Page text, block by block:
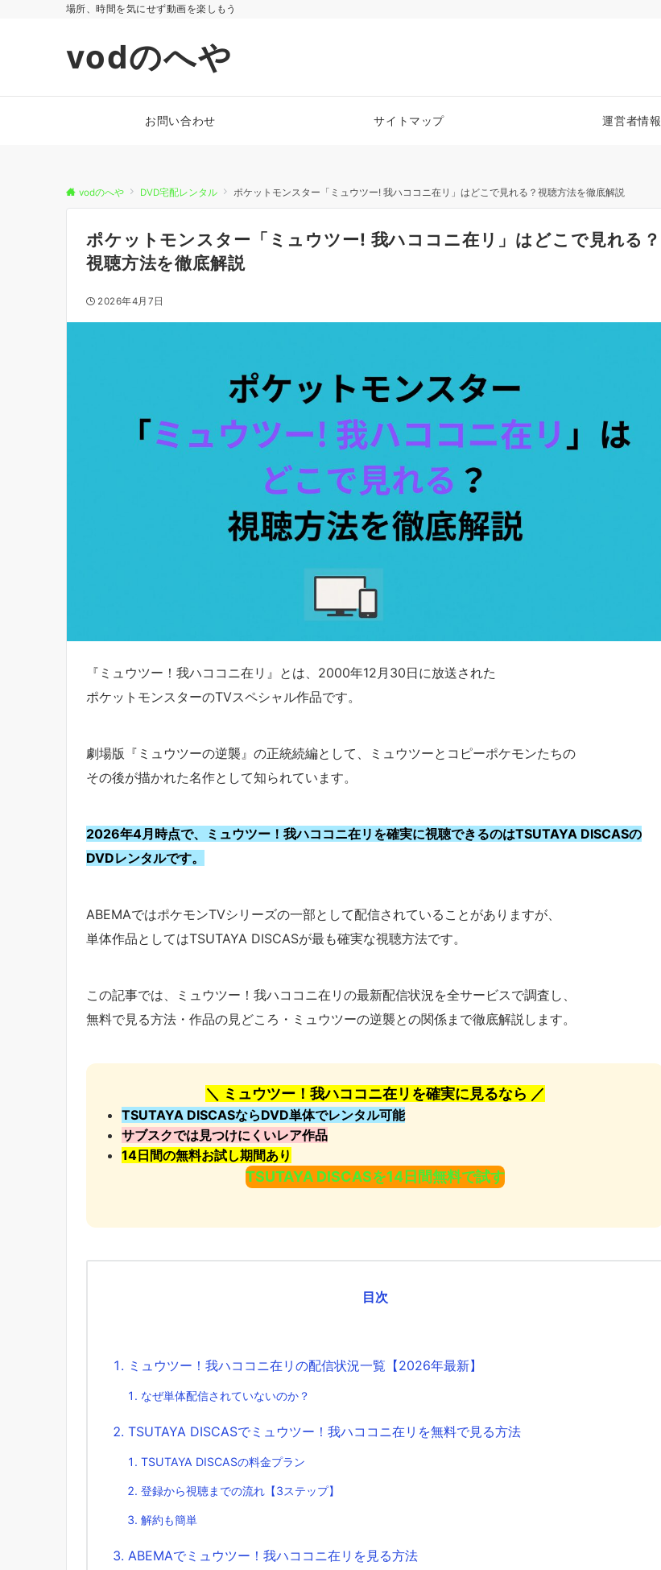
場所、時間を気にせず動画を楽しもう
vodのへや
お問い合わせ サイトマップ 運営者情報
vodのへや DVD宅配レンタル ポケットモンスター「ミュウツー! 我ハココニ在リ」はどこで見れる？視聴方法を徹底解説
ポケットモンスター「ミュウツー! 我ハココニ在リ」はどこで見れる？
視聴方法を徹底解説
2026年4月7日
『ミュウツー！我ハココニ在リ』とは、2000年12月30日に放送された
ポケットモンスターのTVスペシャル作品です。
劇場版『ミュウツーの逆襲』の正統続編として、ミュウツーとコピーポケモンたちの
その後が描かれた名作として知られています。
2026年4月時点で、ミュウツー！我ハココニ在リを確実に視聴できるのはTSUTAYA DISCASの
DVDレンタルです。
ABEMAではポケモンTVシリーズの一部として配信されていることがありますが、
単体作品としてはTSUTAYA DISCASが最も確実な視聴方法です。
この記事では、ミュウツー！我ハココニ在リの最新配信状況を全サービスで調査し、
無料で見る方法・作品の見どころ・ミュウツーの逆襲との関係まで徹底解説します。
＼ ミュウツー！我ハココニ在リを確実に見るなら ／
TSUTAYA DISCASならDVD単体でレンタル可能
サブスクでは見つけにくいレア作品
14日間の無料お試し期間あり
TSUTAYA DISCASを14日間無料で試す
目次
ミュウツー！我ハココニ在リの配信状況一覧【2026年最新】
なぜ単体配信されていないのか？
TSUTAYA DISCASでミュウツー！我ハココニ在リを無料で見る方法
TSUTAYA DISCASの料金プラン
登録から視聴までの流れ【3ステップ】
解約も簡単
ABEMAでミュウツー！我ハココニ在リを見る方法